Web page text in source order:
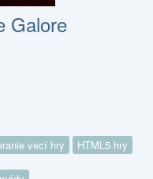
Galore
vecí hry HTML5 hry